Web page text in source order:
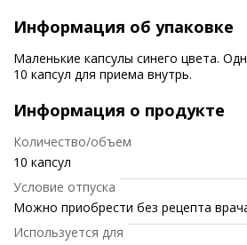
Информация об упаковке
Маленькие капсулы синего цвета.
10 капсул для приема внутрь.
Информация о продукте
Количество/объем
10 капсул
Условие отпуска
Можно приобрести без рецепта
Используется для